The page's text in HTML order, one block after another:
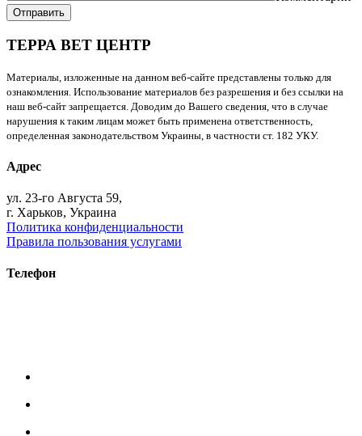
Отправить
ТЕРРА ВЕТ ЦЕНТР
Материалы, изложенные на данном веб-сайте представлены только для
ознакомления. Использование материалов без разрешения и без ссылки на
наш веб-сайт запрещается. Доводим до Вашего сведения, что в случае
нарушения к таким лицам может быть применена ответственность,
определенная законодательством Украины, в частности ст. 182 УКУ.
Адрес
ул. 23-го Августа 59,
г. Харьков, Украина
Политика конфиденциальности
Правила пользования услугами
Телефон